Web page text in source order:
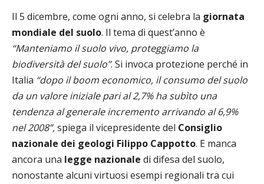
Il 5 dicembre, come ogni anno, si celebra la giornata
mondiale del suolo. Il tema di quest’anno è
“Manteniamo il suolo vivo, proteggiamo la
biodiversità del suolo”. Si invoca protezione perché in
Italia “dopo il boom economico, il consumo del suolo
da un valore iniziale pari al 2,7% ha subìto una
tendenza al generale incremento arrivando al 6,9%
nel 2008”,spiega il vicepresidente del Consiglio
nazionale dei geologi Filippo Cappotto. E manca
ancora una legge nazionale di difesa del suolo,
nonostante alcuni virtuosi esempi regionali tra cui